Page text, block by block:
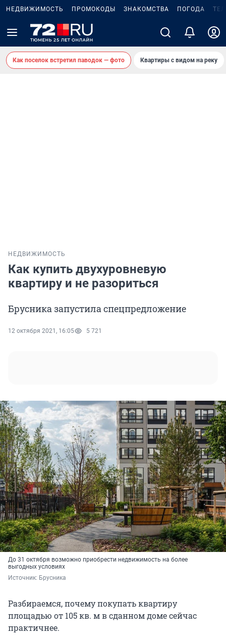
НЕДВИЖИМОСТЬ ПРОМОКОДЫ ЗНАКОМСТВА ПОГОДА
Как поселок встретил паводок — фото Квартиры с видом на реку
НЕДВИЖИМОСТЬ
Как купить двухуровневую
квартиру и не разориться
Брусника запустила спецпредложение
12 октября 2021, 16:05 5 721
До 31 октября возможно приобрести недвижимость на более
выгодных условиях
Источник: Брусника
Разбираемся, почему покупать квартиру
площадью от 105 кв. м в сданном доме сейчас
практичнее.